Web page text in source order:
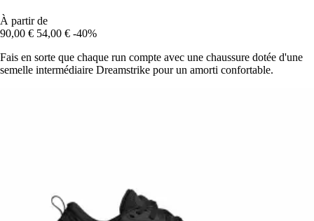
À partir de
90,00 € 54,00 € -40%
Fais en sorte que chaque run compte avec une chaussure dotée d'une
semelle intermédiaire Dreamstrike pour un amorti confortable.